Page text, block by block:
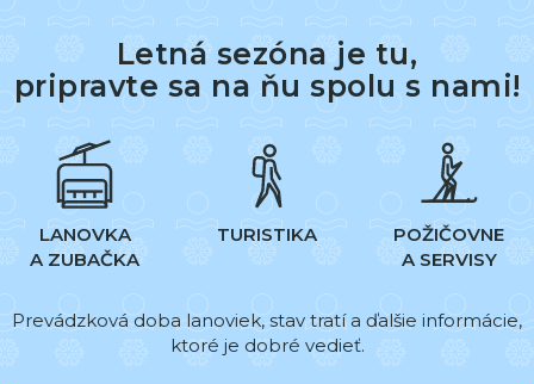
Letná sezóna je tu,
pripravte sa na ňu spolu s nami!
LANOVKA
A ZUBAČKA
TURISTIKA
POŽIČOVNE
A SERVISY
Prevádzková doba lanoviek, stav tratí a ďalšie informácie,
ktoré je dobré vedieť.